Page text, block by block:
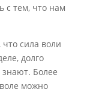
с тем, что нам
сила воли
долго
знают. Более
можно